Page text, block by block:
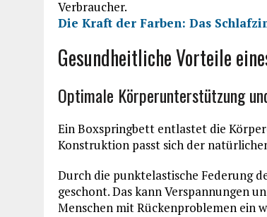
Verbraucher.
Die Kraft der Farben: Das
Gesundheitliche Vorteile
Optimale Körperunterstützung
Ein Boxspringbett entlastet die
Konstruktion passt sich der
Durch die punktelastische Federung
geschont. Das kann Verspannungen
Menschen mit Rückenproblemen ein